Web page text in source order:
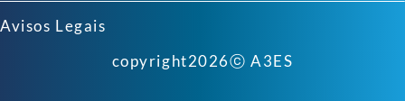
Avisos Legais
copyright2026ⓒ A3ES